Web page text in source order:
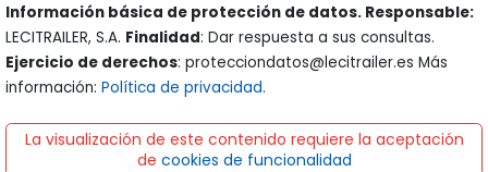
Información básica de protección de datos. Responsable:
LECITRAILER, S.A. Finalidad: Dar respuesta a sus consultas.
Ejercicio de derechos: protecciondatos@lecitrailer.es Más
información: Política de privacidad.
La visualización de este contenido requiere la aceptación
de cookies de funcionalidad